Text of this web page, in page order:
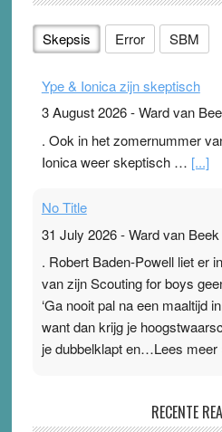
Skepsis Error SBM
Ype & Ionica zijn skeptisch
3 August 2026-Ward van
. Ook in het zomernummer
Ionica weer skeptisch … [...]
No Title
31 July 2026-Ward van Beek
. Robert Baden-Powell liet er
van zijn Scouting for boys
‘Ga nooit pal na een maaltijd
want dan krijg je
je dubbelklapt en…Lees meer
Ward van Beek
RECENTE